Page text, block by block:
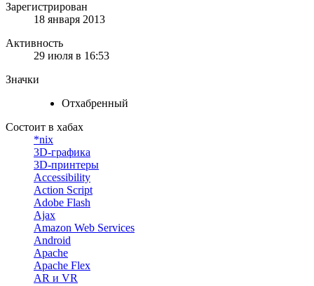
Зарегистрирован
18 января 2013
Активность
29 июля в 16:53
Значки
Отхабренный
Состоит в хабах
*nix
3D-графика
3D-принтеры
Accessibility
Action Script
Adobe Flash
Ajax
Amazon Web Services
Android
Apache
Apache Flex
AR и VR